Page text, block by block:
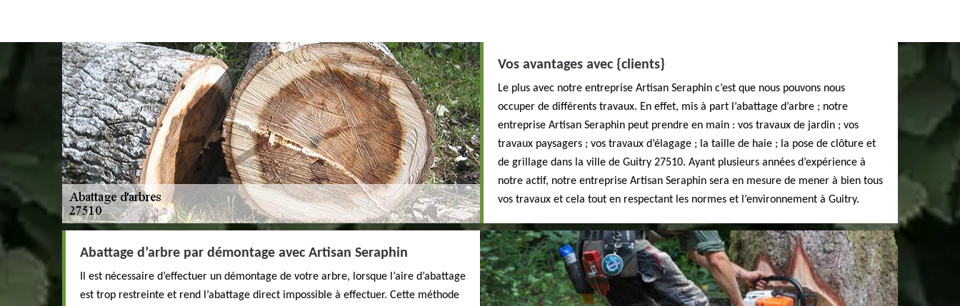
Vos avantages avec {clients}
Le plus avec notre entreprise Artisan Seraphin c’est que nous pouvons nous
occuper de différents travaux. En effet, mis à part l’abattage d’arbre ; notre
entreprise Artisan Seraphin peut prendre en main : vos travaux de jardin ; vos
travaux paysagers ; vos travaux d’élagage ; la taille de haie ; la pose de clôture et
de grillage dans la ville de Guitry 27510. Ayant plusieurs années d’expérience à
notre actif, notre entreprise Artisan Seraphin sera en mesure de mener à bien tous
vos travaux et cela tout en respectant les normes et l’environnement à Guitry.
Abattage d’arbre par démontage avec Artisan Seraphin
Il est nécessaire d’effectuer un démontage de votre arbre, lorsque l’aire d’abattage
est trop restreinte et rend l’abattage direct impossible à effectuer. Cette méthode